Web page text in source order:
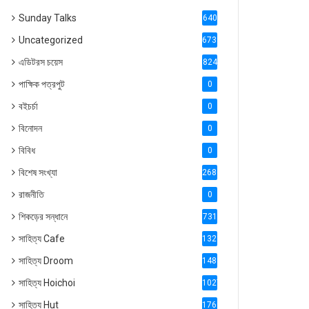
Sunday Talks 640
Uncategorized 6738
এডিটরস চয়েস 824
পাক্ষিক পত্রপুট 0
বইচর্চা 0
বিনোদন 0
বিবিধ 0
বিশেষ সংখ্যা 2686
রাজনীতি 0
শিকড়ের সন্ধানে 731
সাহিত্য Cafe 1321
সাহিত্য Droom 1488
সাহিত্য Hoichoi 1027
সাহিত্য Hut 1769